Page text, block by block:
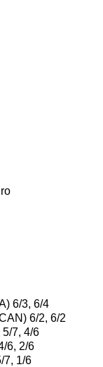
6/3, 6/4
6/2, 6/2
5/7, 4/6
6, 2/6
7, 1/6